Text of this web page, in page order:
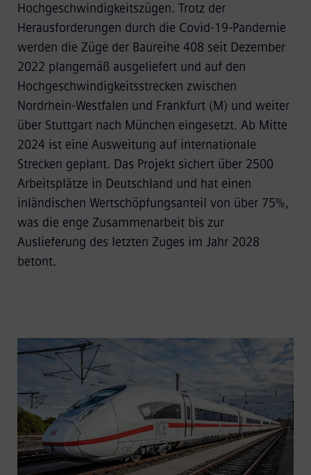
Hochgeschwindigkeitszügen. Trotz der
Herausforderungen durch die Covid-19-Pandemie
werden die Züge der Baureihe 408 seit Dezember
2022 plangemäß ausgeliefert und auf den
Hochgeschwindigkeitsstrecken zwischen
Nordrhein-Westfalen und Frankfurt (M) und weiter
über Stuttgart nach München eingesetzt. Ab Mitte
2024 ist eine Ausweitung auf internationale
Strecken geplant. Das Projekt sichert über 2500
Arbeitsplätze in Deutschland und hat einen
inländischen Wertschöpfungsanteil von über 75%,
was die enge Zusammenarbeit bis zur
Auslieferung des letzten Zuges im Jahr 2028
betont.